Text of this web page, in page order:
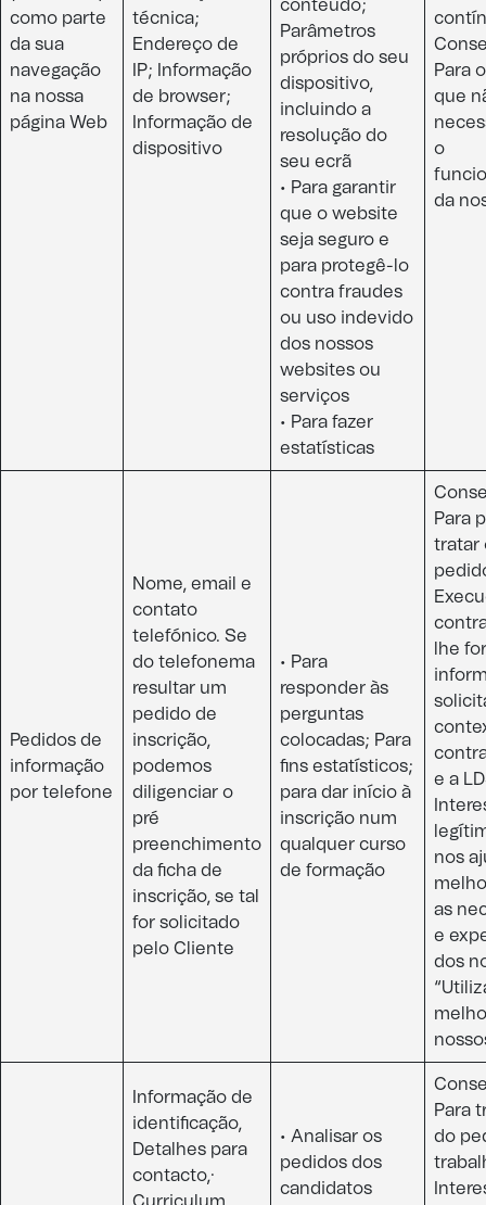
como parte
da sua
navegação
na nossa
página Web​
técnica;
Endereço de
IP; Informação
de browser;
Informação de
dispositivo​
conteúdo;
Parâmetros
próprios do seu
dispositivo,
incluindo a
resolução do
seu ecrã
• Para garantir
que o website
seja seguro e
para protegê-lo
contra fraudes
ou uso indevido
dos nossos
websites ou
serviços
• Para fazer
estatísticas
Para
que
o
da
Pedidos de
informação
por telefone​
Nome, email e
contato
telefónico. Se
do telefonema
resultar um
pedido de
inscrição,
podemos
diligenciar o
pré
preenchimento
da ficha de
inscrição, se tal
for solicitado
pelo Cliente​
• Para
responder às
perguntas
colocadas; Para
fins estatísticos;
para dar início à
inscrição num
qualquer curso
de formação​
Para
tratar
lhe
e a
nos
as
e
dos
Informação de
identificação,
Detalhes para
contacto,·
• Analisar os
pedidos dos
candidatos
Para
do